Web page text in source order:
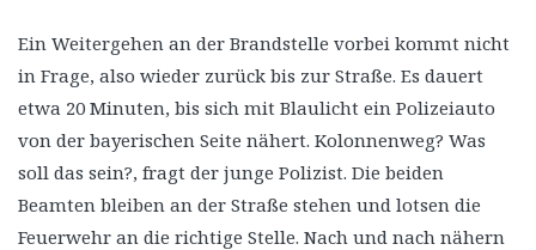
Ein Weitergehen an der Brandstelle vorbei kommt nicht
in Frage, also wieder zurück bis zur Straße. Es dauert
etwa 20 Minuten, bis sich mit Blaulicht ein Polizeiauto
von der bayerischen Seite nähert. Kolonnenweg? Was
soll das sein?, fragt der junge Polizist. Die beiden
Beamten bleiben an der Straße stehen und lotsen die
Feuerwehr an die richtige Stelle. Nach und nach nähern